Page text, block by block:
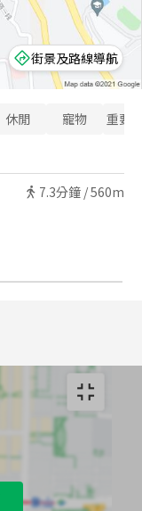
街景及路線導航
休閒 寵物 重要
7.3分鐘 /560m